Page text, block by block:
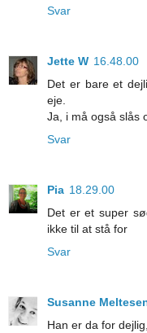
Svar
Jette W 16.48.00
Det er bare et
eje.
Ja, i må også slås
Svar
Pia 18.29.00
Det er et super
ikke til at stå for
Svar
Susanne
Han er da for